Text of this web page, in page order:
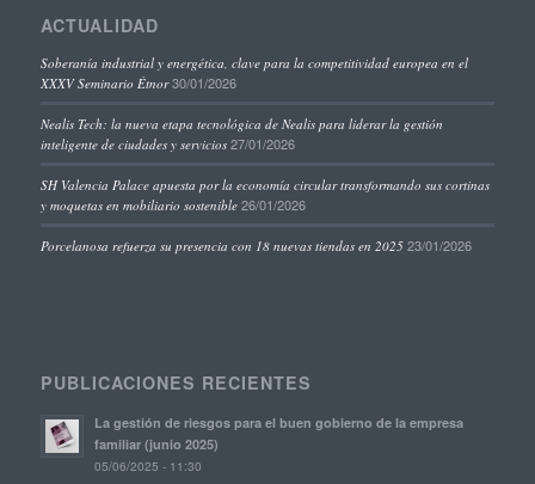
ACTUALIDAD
Soberanía industrial y energética, clave para la competitividad europea en el
XXXV Seminario Étnor 30/01/2026
Nealis Tech: la nueva etapa tecnológica de Nealis para liderar la gestión
inteligente de ciudades y servicios 27/01/2026
SH Valencia Palace apuesta por la economía circular transformando sus cortinas
y moquetas en mobiliario sostenible 26/01/2026
Porcelanosa refuerza su presencia con 18 nuevas tiendas en 2025 23/01/2026
PUBLICACIONES RECIENTES
La gestión de riesgos para el buen gobierno de la empresa
familiar (junio 2025)
05/06/2025 - 11:30